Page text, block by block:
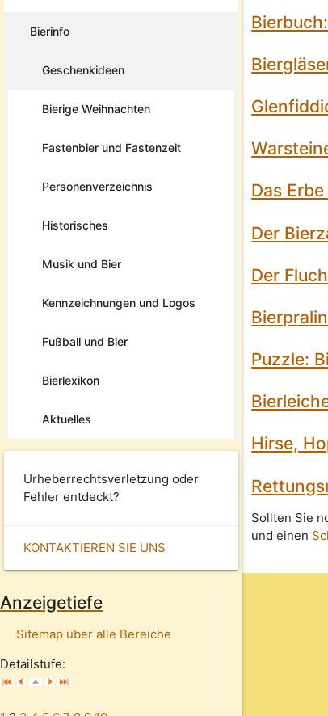
Bierinfo
Geschenkideen
Bierige Weihnachten
Fastenbier und Fastenzeit
Personenverzeichnis
Historisches
Musik und Bier
Kennzeichnungen und Logos
Fußball und Bier
Bierlexikon
Aktuelles
Urheberrechtsverletzung oder
Fehler entdeckt?
KONTAKTIEREN SIE UNS
Anzeigetiefe
Sitemap über alle Bereiche
Detailstufe:
Das
Der
Der
Puzzle:
Hirse,
Sollten Sie
und einen